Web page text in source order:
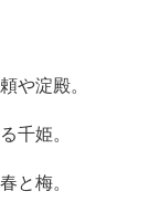
や淀殿。
千姫。
と梅。